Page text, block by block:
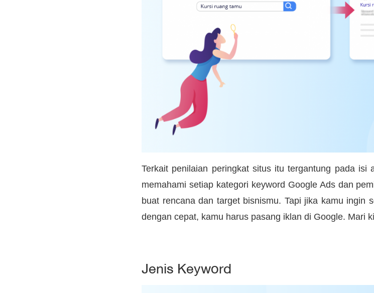
Terkait penilaian peringkat situs itu tergantung pada isi
memahami setiap kategori keyword Google Ads dan
buat rencana dan target bisnismu. Tapi jika kamu ingin
dengan cepat, kamu harus pasang iklan di Google. Mari
Jenis Keyword